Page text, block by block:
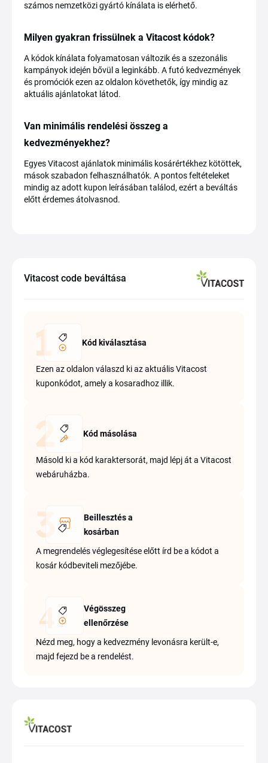
számos nemzetközi gyártó kínálata is elérhető.
Milyen gyakran frissülnek a Vitacost kódok?
A kódok kínálata folyamatosan változik és a szezonális
kampányok idején bővül a leginkább. A futó kedvezmények
és promóciók ezen az oldalon követhetők, így mindig az
aktuális ajánlatokat látod.
Van minimális rendelési összeg a
kedvezményekhez?
Egyes Vitacost ajánlatok minimális kosárértékhez kötöttek,
mások szabadon felhasználhatók. A pontos feltételeket
mindig az adott kupon leírásában találod, ezért a beváltás
előtt érdemes átolvasnod.
Vitacost code beváltása
Kód kiválasztása
Ezen az oldalon válaszd ki az aktuális Vitacost
kuponkódot, amely a kosaradhoz illik.
Kód másolása
Másold ki a kód karaktersorát, majd lépj át a Vitacost
webáruházba.
Beillesztés a
kosárban
A megrendelés véglegesítése előtt írd be a kódot a
kosár kódbeviteli mezőjébe.
Végösszeg
ellenőrzése
Nézd meg, hogy a kedvezmény levonásra került-e,
majd fejezd be a rendelést.